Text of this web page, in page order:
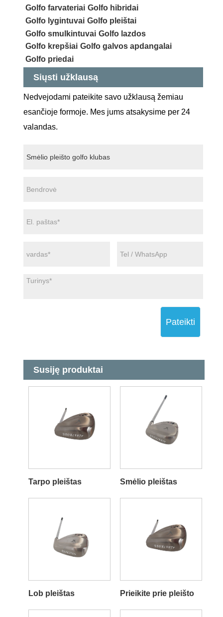
Golfo farvateriai Golfo hibridai
Golfo lygintuvai Golfo pleištai
Golfo smulkintuvai Golfo lazdos
Golfo krepšiai Golfo galvos apdangalai
Golfo priedai
Siųsti užklausą
Nedvejodami pateikite savo užklausą žemiau
esančioje formoje. Mes jums atsakysime per 24
valandas.
Pateikti
Susiję produktai
Tarpo pleištas Smėlio pleištas
Lob pleištas Prieikite prie pleišto